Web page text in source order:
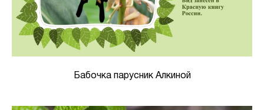
Бабочка парусник Алкиной